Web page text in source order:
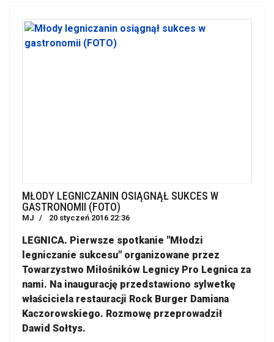
MŁODY LEGNICZANIN OSIĄGNĄŁ SUKCES W
GASTRONOMII (FOTO)
MJ 20 styczeń 2016 22:36
LEGNICA. Pierwsze spotkanie "Młodzi
legniczanie sukcesu" organizowane przez
Towarzystwo Miłośników Legnicy Pro Legnica za
nami. Na inaugurację przedstawiono sylwetkę
właściciela restauracji Rock Burger Damiana
Kaczorowskiego. Rozmowę przeprowadził
Dawid Sołtys.